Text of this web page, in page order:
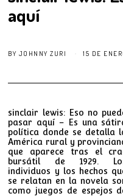
aquí
BY JOHNNY ZURI 15 DE
sinclair lewis: Eso no
pasar aquí – Es una
política donde se detalla
América rural y
que aparece tras el
bursátil de 1929.
individuos y los hechos
se relatan en la novela
como juegos de espejos